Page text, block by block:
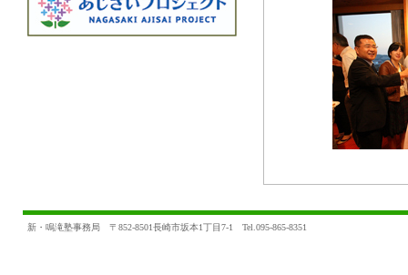
新・鳴滝塾事務局 〒852-8501長崎市坂本1丁目7-1 Tel.095-865-8351